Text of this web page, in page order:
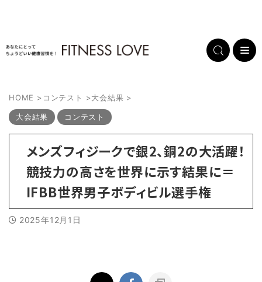
HOME > コンテスト >大会結果 >
大会結果 コンテスト
メンズフィジークで銀2、銅2の大活躍！
競技力の高さを世界に示す結果に＝
IFBB世界男子ボディビル選手権
2025年12月1日